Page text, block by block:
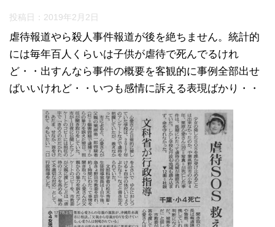
投稿日： 2019年2月2日
虐待報道やら殺人事件報道が後を絶ちません。統計的
には毎年百人くらいは子供が虐待で死んでるけれ
ど・・出すんなら事件の概要を客観的に事例全部出せ
ばいいけれど・・いつも感情に訴える表現ばかり・・